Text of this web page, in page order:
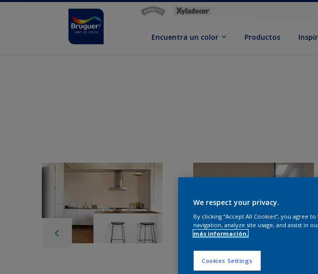
Encuentra un color Productos
We respect your privacy.
By clicking “Accept All Cookies”, you agree
navigation, analyze site usage, and assist in
más información.
Cookies Settings